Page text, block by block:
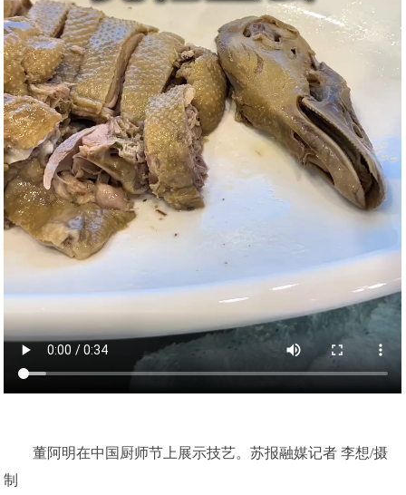
董阿明在中国厨师节上展示技艺。苏报融媒记者 李想/摄
制